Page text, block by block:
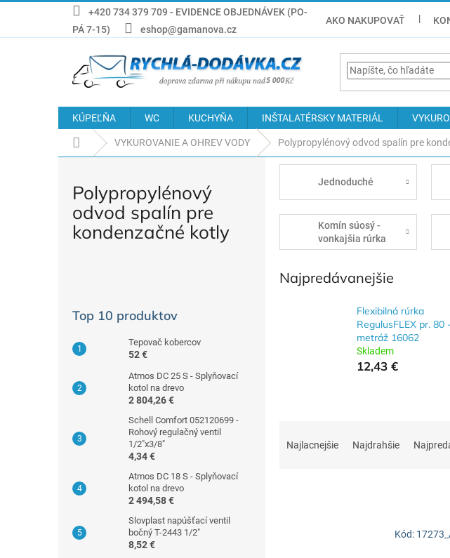
Prejsť
+420 734 379 709 - EVIDENCE OBJEDNÁVEK (PO-
PÁ 7-15)
eshop@gamanova.cz
AKO NAKUPOVAŤ
KÚPEĽŇA WC KUCHYŇA INŠTALATÉRSKY MATERIÁL
DomovVYKUROVANIE A OHREV VODY Polypropylénový odvod spalín pre
Polypropylénový
odvod spalín pre
kondenzačné kotly
Top 10 produktov
Tepovač kobercov
52 €
Atmos DC 25 S - Splyňovací
kotol na drevo
2 804,26 €
Schell Comfort 052120699 -
Rohový regulačný ventil
1/2"x3/8"
4,34 €
Atmos DC 18 S - Splyňovací
kotol na drevo
2 494,58 €
Slovplast napúšťací ventil
bočný T-2443 1/2"
8,52 €
Jednoduché
Komín súosý -
vonkajšia rúrka
nerez
Najpredávanejšie
Flexibilná rúrka
RegulusFLEX pr. 80 -
metráž 16062
Skladem
12,43 €
Najlacnejšie Najdrahšie
Kód: